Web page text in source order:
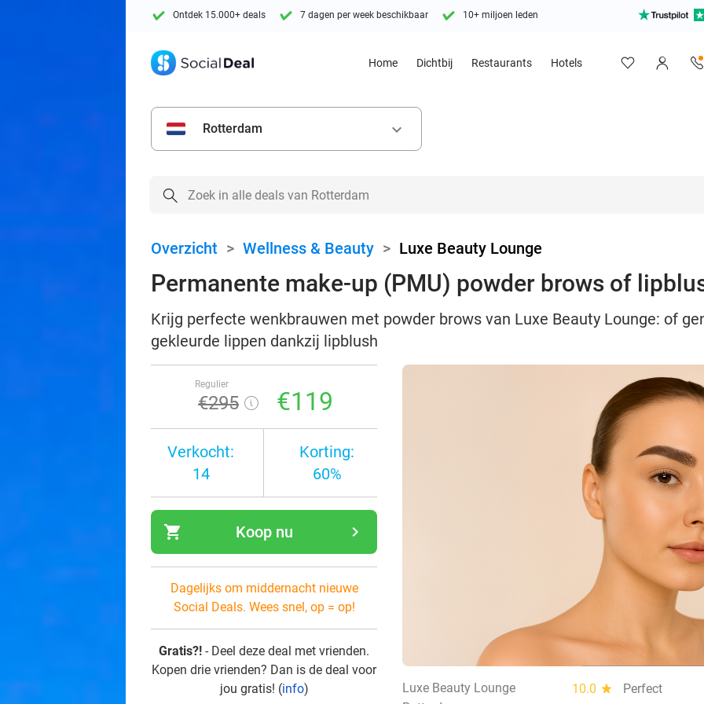
Ontdek 15.000+ deals 7 dagen per week beschikbaar 10+ miljoen leden
Home Dichtbij Restaurants Hotels
Rotterdam keyboard_arrow_down
Overzicht > Wellness & Beauty > Luxe Beauty Lounge
Permanente make-up (PMU) powder brows of
Krijg perfecte wenkbrauwen met powder brows van Luxe Beauty Lounge: of
gekleurde lippen dankzij lipblush
Regulier
€295 €119
Verkocht:
14
Korting:
60%
shopping_cart navigate_next
Koop nu
Dagelijks om middernacht nieuwe
Social Deals. Wees snel, op = op!
Gratis?! - Deel deze deal met vrienden.
Kopen drie vrienden? Dan is de deal voor
jou gratis! (info) Luxe Beauty Lounge 10.0 star
Perfect